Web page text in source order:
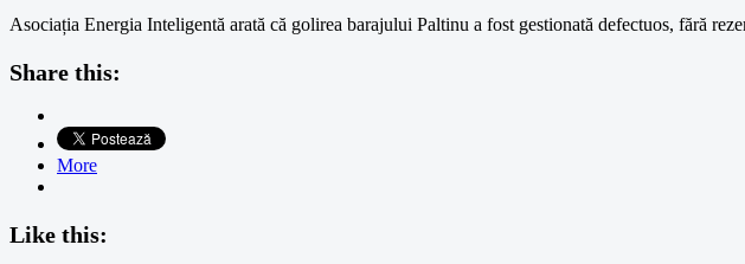
Asociația Energia Inteligentă arată că golirea barajului Paltinu a fost gestionată defectuos, fără
Share this:
More
Like this: